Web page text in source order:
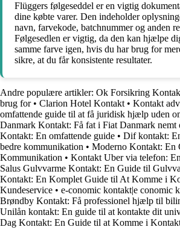
Flüggers følgeseddel er en vigtig
dine købte varer. Den indeholder
navn, farvekode, batchnummer og anden
Følgesedlen er vigtig, da den kan hjælpe
samme farve igen, hvis du har brug for
sikre, at du får konsistente resultater.
Andre populære artikler: Ok Forsikring
brug for• Clarion Hotel Kontakt • Kontakt
omfattende guide til at få juridisk hjælp uden
Danmark Kontakt: Få fat i Fiat Danmark nemt
Kontakt: En omfattende guide • Dif kontakt:
bedre kommunikation • Moderno Kontakt: En
Kommunikation • Kontakt Uber via telefon:
Salus Gulvvarme Kontakt: En Guide til
Kontakt: En Komplet Guide til At Komme i
Kundeservice • e-conomic kontakt|e conomic
Brøndby Kontakt: Få professionel hjælp til
Unilån kontakt: En guide til at kontakte dit
Dag Kontakt: En Guide til at Komme i